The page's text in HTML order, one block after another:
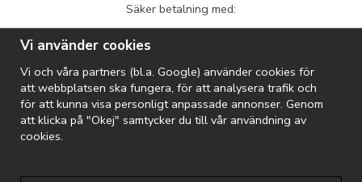
Säker betalning med:
Vi skickar med:
Vi använder cookies
Vi och våra partners (bl.a. Google) använder cookies för
att webbplatsen ska fungera, för att analysera trafik och
för att kunna visa personligt anpassade annonser. Genom
att klicka på "Okej" samtycker du till vår användning av
cookies.